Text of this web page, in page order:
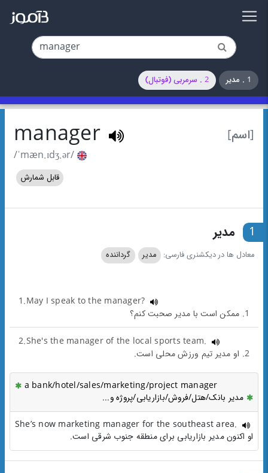
1 . مدیر 2 . سرمربی (فوتبال)
[اسم] manager
/ˈmæn.ɪdʒ.ər/
قابل شمارش
1 مدیر
معادل ها در دیکشنری فارسی: مدیر گرداننده
1.May I speak to the manager?
1. ممکن است با مدیر صحبت کنم؟
2.She's the manager of the local sports team.
2. او مدیر تیم ورزش محلی است.
a bank/hotel/sales/marketing/project manager
مدیر بانک/هتل/فروش/بازاریابی/پروژه و...
She’s now marketing manager for the southeast area.
او اکنون مدیر بازاریابی برای منطقه جنوب شرقی است.